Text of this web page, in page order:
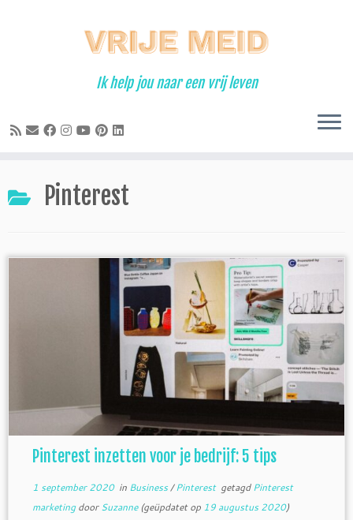
Ik help jou naar een vrij leven
Pinterest
Pinterest inzetten voor je bedrijf: 5 tips
1 september 2020in Business/Pinterest getagdPinterest
marketingdoorSuzanne(geüpdatet op 19 augustus 2020)